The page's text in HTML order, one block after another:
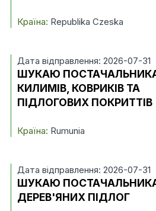
Країна: Republika Czeska
Дата відправлення: 2026-07-31
ШУКАЮ
КИЛИМІВ, КОВРИКІВ ТА
ПІДЛОГОВИХ ПОКРИТТІВ
Країна: Rumunia
Дата відправлення: 2026-07-31
ШУКАЮ
ДЕРЕВ'ЯНИХ ПІДЛОГ